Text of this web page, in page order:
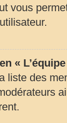
vous
«
liste des